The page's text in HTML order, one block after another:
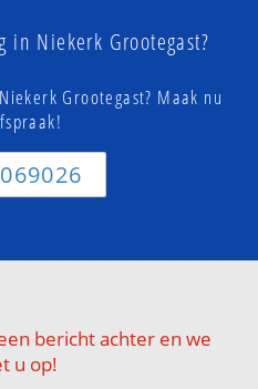
in Niekerk Grootegast?
Grootegast? Maak nu
bericht achter en we
u op!